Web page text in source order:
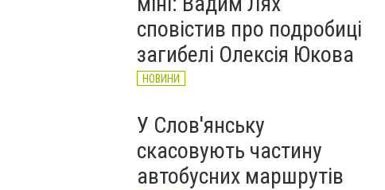
сповістив про подробиці
загибелі Олексія Юкова
НОВИНИ
У Слов'янську
скасовують частину
автобусних маршрутів